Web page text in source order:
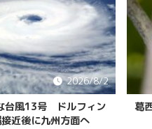
2026/8/2
台風13号 ドルフィン
近後に九州方面へ
葛